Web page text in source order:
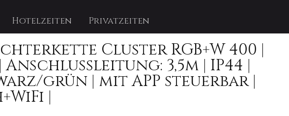
Hotelzeiten Privatzeiten
Cluster RGB+W 400 |
Anschlußleitung: 3,5m | IP44 |
grün | mit APP steuerbar |
|